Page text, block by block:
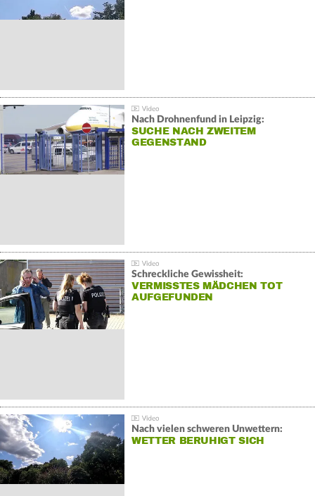
Nach Drohnenfund in Leipzig:
SUCHE NACH ZWEITEM
GEGENSTAND
Schreckliche Gewissheit:
VERMISSTES MÄDCHEN TOT
AUFGEFUNDEN
Nach vielen schweren Unwettern:
WETTER BERUHIGT SICH